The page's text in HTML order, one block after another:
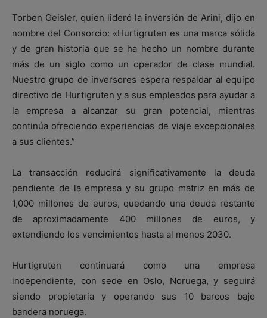
Torben Geisler, quien lideró la inversión de Arini, dijo en
nombre del Consorcio: «Hurtigruten es una marca sólida
y de gran historia que se ha hecho un nombre durante
más de un siglo como un operador de clase mundial.
Nuestro grupo de inversores espera respaldar al equipo
directivo de Hurtigruten y a sus empleados para ayudar a
la empresa a alcanzar su gran potencial, mientras
continúa ofreciendo experiencias de viaje excepcionales
a sus clientes.”
La transacción reducirá significativamente la deuda
pendiente de la empresa y su grupo matriz en más de
1,000 millones de euros, quedando una deuda restante
de aproximadamente 400 millones de euros, y
extendiendo los vencimientos hasta al menos 2030.
Hurtigruten continuará como una empresa
independiente, con sede en Oslo, Noruega, y seguirá
siendo propietaria y operando sus 10 barcos bajo
bandera noruega.